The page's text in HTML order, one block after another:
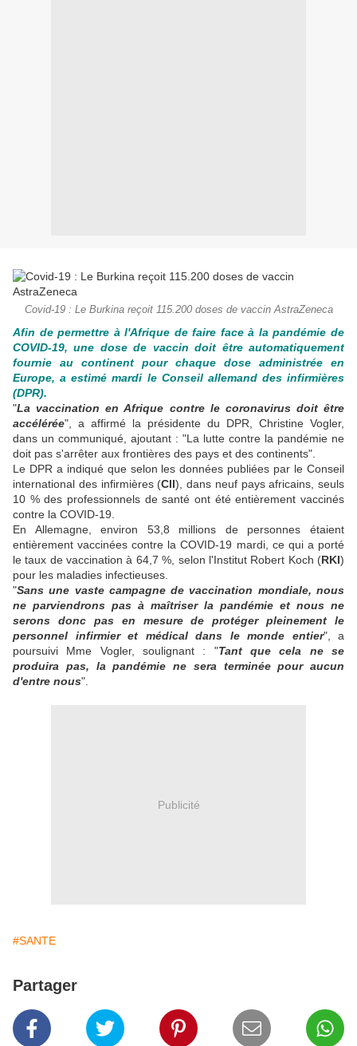
Covid-19 : Le Burkina reçoit 115.200 doses de vaccin AstraZeneca
Afin de permettre à l'Afrique de faire face à la pandémie de
COVID-19, une dose de vaccin doit être automatiquement
fournie au continent pour chaque dose administrée en
Europe, a estimé mardi le Conseil allemand des infirmières
(DPR).
"La vaccination en Afrique contre le coronavirus doit être
accélérée", a affirmé la présidente du DPR, Christine Vogler,
dans un communiqué, ajoutant : "La lutte contre la pandémie ne
doit pas s'arrêter aux frontières des pays et des continents".
Le DPR a indiqué que selon les données publiées par le Conseil
international des infirmières (CII), dans neuf pays africains, seuls
10 % des professionnels de santé ont été entièrement vaccinés
contre la COVID-19.
En Allemagne, environ 53,8 millions de personnes étaient
entièrement vaccinées contre la COVID-19 mardi, ce qui a porté
le taux de vaccination à 64,7 %, selon l'Institut Robert Koch (RKI)
pour les maladies infectieuses.
"Sans une vaste campagne de vaccination mondiale, nous
ne parviendrons pas à maîtriser la pandémie et nous ne
serons donc pas en mesure de protéger pleinement le
personnel infirmier et médical dans le monde entier", a
poursuivi Mme Vogler, soulignant : "Tant que cela ne se
produira pas, la pandémie ne sera terminée pour aucun
d'entre nous".
Publicité
#SANTE
Partager